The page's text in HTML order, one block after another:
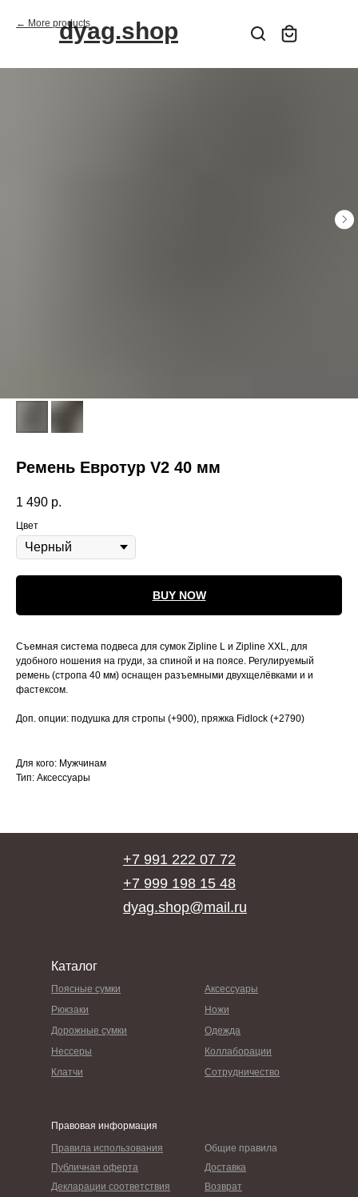
dyag.shop
More products
Ремень Евротур V2 40 мм
1 490 р.
Цвет
BUY NOW
Съемная система подвеса для сумок Zipline L и Zipline XXL, для
удобного ношения на груди, за спиной и на поясе. Регулируемый
ремень (стропа 40 мм) оснащен разъемными двухщелёвками и и
фастексом.
Доп. опции: подушка для стропы (+900), пряжка Fidlock (+2790)
Для кого: Мужчинам
Тип: Аксессуары
Правила использования
+7 991 222 07 72
dyag.shop@mail.ru
Правовая информация
Каталог
Общие правила
Поясные сумки Аксессуары
Возврат
Декларации соответствия
Дорожные сумки Одежда
Коллаборации
Нессеры
Доставка
Публичная оферта
Рюкзаки Ножи
Клатчи Сотрудничество
+7 999 198 15 48